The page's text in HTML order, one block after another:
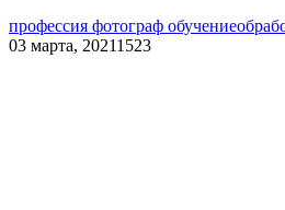
профессия фотограф обучение
03 марта, 20211523